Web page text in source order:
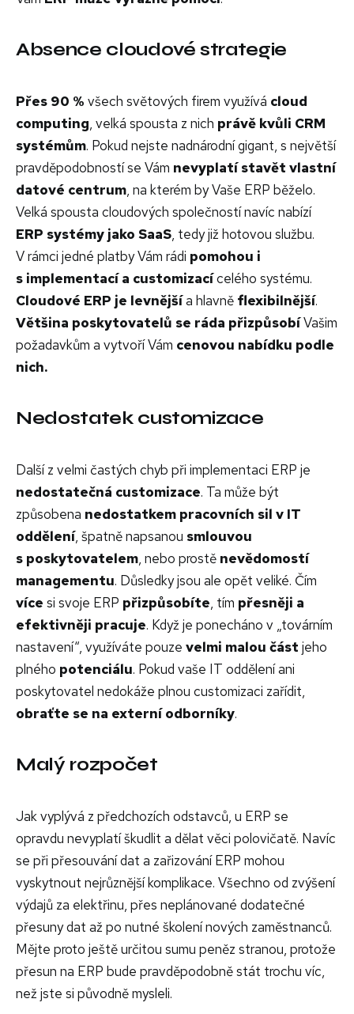
Absence cloudové strategie
Přes 90 % všech světových firem využívá cloud
computing, velká spousta z nich právě kvůli CRM
systémům. Pokud nejste nadnárodní gigant, s největší
pravděpodobností se Vám nevyplatí stavět vlastní
datové centrum, na kterém by Vaše ERP běželo.
Velká spousta cloudových společností navíc nabízí
ERP systémy jako SaaS, tedy již hotovou službu.
V rámci jedné platby Vám rádi pomohou i
s implementací a customizacícelého systému.
Cloudové ERP je levnějšía hlavně flexibilnější.
Většina poskytovatelů se ráda přizpůsobíVašim
požadavkům a vytvoří Vám cenovou nabídku podle
nich.
Nedostatek customizace
Další z velmi častých chyb při implementaci ERP je
nedostatečná customizace. Ta může být
způsobena nedostatkem pracovních sil v IT
oddělení, špatně napsanou smlouvou
s poskytovatelem, nebo prostě nevědomostí
managementu. Důsledky jsou ale opět veliké. Čím
více si svoje ERP přizpůsobíte, tím přesněji a
efektivněji pracuje. Když je ponecháno v „továrním
nastavení“, využíváte pouze velmi malou část jeho
plného potenciálu. Pokud vaše IT oddělení ani
poskytovatel nedokáže plnou customizaci zařídit,
obraťte se na externí odborníky.
Malý rozpočet
Jak vyplývá z předchozích odstavců, u ERP se
opravdu nevyplatí škudlit a dělat věci polovičatě. Navíc
se při přesouvání dat a zařizování ERP mohou
vyskytnout nejrůznější komplikace. Všechno od zvýšení
výdajů za elektřinu, přes neplánované dodatečné
přesuny dat až po nutné školení nových zaměstnanců.
Mějte proto ještě určitou sumu peněz stranou, protože
přesun na ERP bude pravděpodobně stát trochu víc,
než jste si původně mysleli.